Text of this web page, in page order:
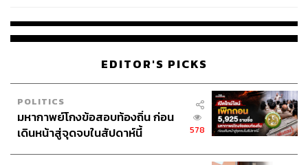
OQDEUjcA3Rp3pEz5iZFN
Monaco Grand Prix
EDITOR'S PICKS
POLITICS
มหากาพย์โกงข้อสอบท้องถิ่น ก่อน
เดินหน้าสู่จุดจบในสัปดาห์นี้
578